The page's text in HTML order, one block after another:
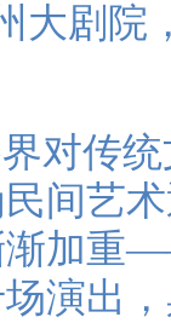
大剧院
对传
间艺
渐加重
演出